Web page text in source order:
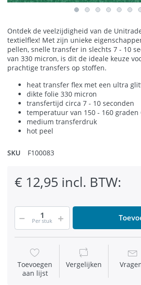
Ontdek de veelzijdigheid van de
textielflex! Met zijn unieke
pellen, snelle transfer in slechts 7 - 10
van 330 micron, is dit de ideale keuze
prachtige transfers op stoffen.
heat transfer flex met een ultra
dikte folie 330 micron
transfertijd circa 7 - 10 seconden
temperatuur van 150 - 160 graden
medium transferdruk
hot peel
SKU F100083
€ 12,95 incl. BTW:
Per stuk
Toevoegen
aan lijst
Vergelijken